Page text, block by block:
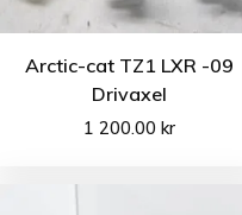
Arctic-cat TZ1 LXR -09
Drivaxel
1 200.00 kr